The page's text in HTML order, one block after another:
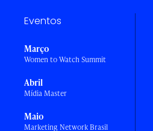
Eventos
Março
Women to Watch Summit
Abril
Mídia Master
Maio
Marketing Network Brasil